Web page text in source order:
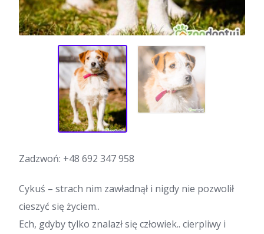
Zadzwoń: +48 692 347 958
Cykuś – strach nim zawładnął i nigdy nie pozwolił
cieszyć się życiem..
Ech, gdyby tylko znalazł się człowiek.. cierpliwy i